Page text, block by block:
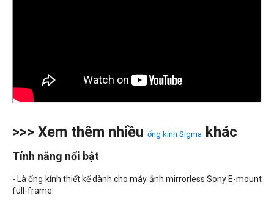
>>> Xem thêm nhiều ống kính Sigma khác
Tính năng nổi bật
- Là ống kính thiết kế dành cho máy ảnh mirrorless Sony E-mount
full-frame